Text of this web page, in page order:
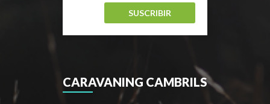
SUSCRIBIR
CARAVANING CAMBRILS